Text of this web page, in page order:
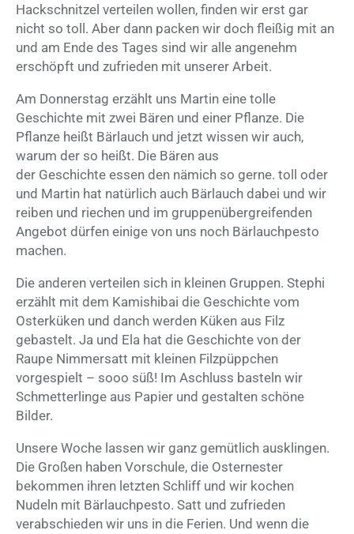
Hackschnitzel verteilen wollen, finden wir erst gar
nicht so toll. Aber dann packen wir doch fleißig mit an
und am Ende des Tages sind wir alle angenehm
erschöpft und zufrieden mit unserer Arbeit.
Am Donnerstag erzählt uns Martin eine tolle
Geschichte mit zwei Bären und einer Pflanze. Die
Pflanze heißt Bärlauch und jetzt wissen wir auch,
warum der so heißt. Die Bären aus
der Geschichte essen den nämich so gerne. toll oder
und Martin hat natürlich auch Bärlauch dabei und wir
reiben und riechen und im gruppenübergreifenden
Angebot dürfen einige von uns noch Bärlauchpesto
machen.
Die anderen verteilen sich in kleinen Gruppen. Stephi
erzählt mit dem Kamishibai die Geschichte vom
Osterküken und danch werden Küken aus Filz
gebastelt. Ja und Ela hat die Geschichte von der
Raupe Nimmersatt mit kleinen Filzpüppchen
vorgespielt – sooo süß! Im Aschluss basteln wir
Schmetterlinge aus Papier und gestalten schöne
Bilder.
Unsere Woche lassen wir ganz gemütlich ausklingen.
Die Großen haben Vorschule, die Osternester
bekommen ihren letzten Schliff und wir kochen
Nudeln mit Bärlauchpesto. Satt und zufrieden
verabschieden wir uns in die Ferien. Und wenn die